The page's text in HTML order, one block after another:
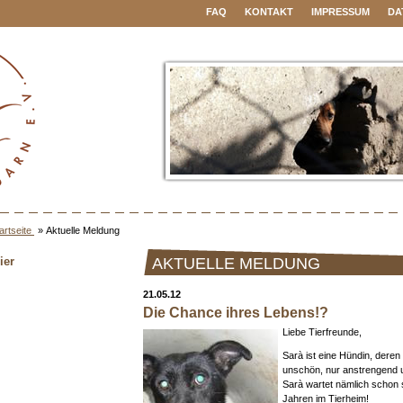
FAQ KONTAKT IMPRESSUM
» Aktuelle Meldung
AKTUELLE MELDUNG
21.05.12
Die Chance ihres Lebens!?
Liebe Tierfreunde,
Sarà ist eine Hündin,
unschön, nur anstrengend
Sarà wartet nämlich schon
Jahren im Tierheim!